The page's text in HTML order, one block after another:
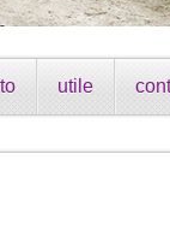
utile